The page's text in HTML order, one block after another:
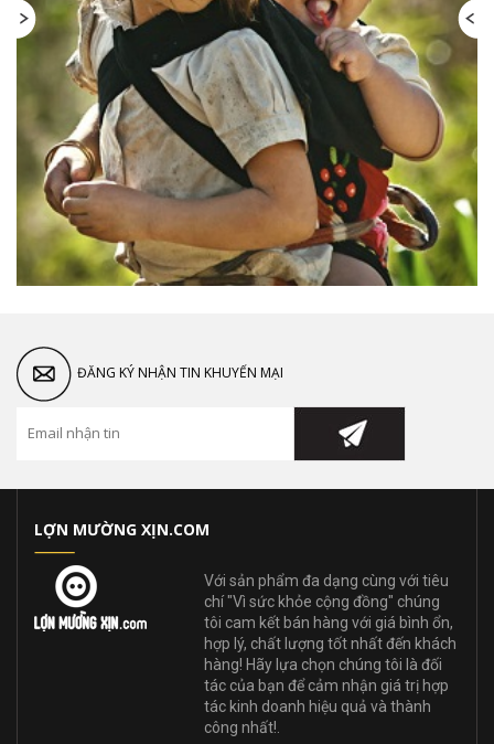
ĐĂNG KÝ NHẬN TIN KHUYẾN MẠI
LỢN MƯỜNG XỊN.COM
Với sản phẩm đa dạng cùng với tiêu
chí "Vì sức khỏe cộng đồng" chúng
tôi cam kết bán hàng với giá bình ổn,
hợp lý, chất lượng tốt nhất đến khách
hàng! Hãy lựa chọn chúng tôi là đối
tác của bạn để cảm nhận giá trị hợp
tác kinh doanh hiệu quả và thành
công nhất!.